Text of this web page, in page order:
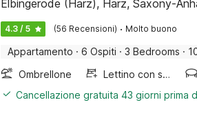
Elbingerode (Harz), Harz, Saxony-
4.3 / 5 (56 Recensioni) · Molto buono
Appartamento · 6 Ospiti · 3 Bedrooms ·
Ombrellone
Lettino con sponde
Cancellazione gratuita 43 giorni prima